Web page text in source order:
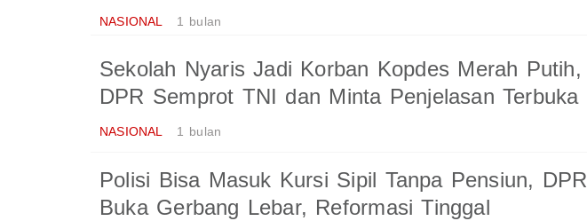
NASIONAL 1 bulan
Sekolah Nyaris Jadi Korban Kopdes Merah Putih,
DPR Semprot TNI dan Minta Penjelasan Terbuka
NASIONAL 1 bulan
Polisi Bisa Masuk Kursi Sipil Tanpa Pensiun, DPR
Buka Gerbang Lebar, Reformasi Tinggal